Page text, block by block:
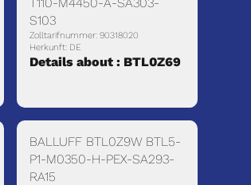
S103
Zolltarifnummer: 90318020
Herkunft: DE
Details about : BTL0Z69
BALLUFF BTL0Z9W BTL5-
P1-M0350-H-PEX-SA293-
RA15